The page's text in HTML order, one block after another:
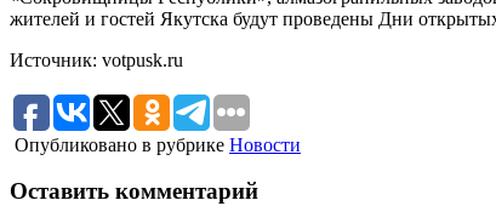
жителей и гостей Якутска будут проведены Дни
Источник: votpusk.ru
Опубликовано в рубрике Новости
Оставить комментарий